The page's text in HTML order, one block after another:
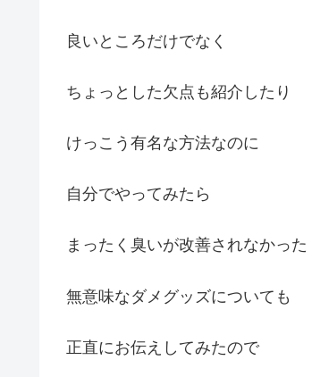
良いところだけでなく
ちょっとした欠点も紹介したり
けっこう有名な方法なのに
自分でやってみたら
まったく臭いが改善されなかった
無意味なダメグッズについても
正直にお伝えしてみたので